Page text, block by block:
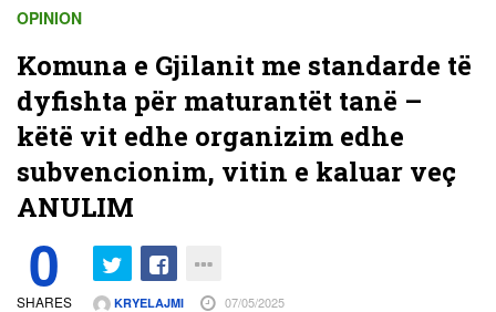
OPINION
Komuna e Gjilanit me standarde të
dyfishta për maturantët tanë –
këtë vit edhe organizim edhe
subvencionim, vitin e kaluar veç
ANULIM
0
SHARES KRYELAJMI 07/05/2025